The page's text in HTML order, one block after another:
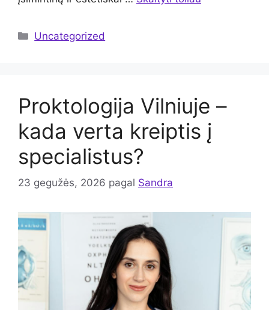
Kategorijos
Uncategorized
Proktologija Vilniuje –
kada verta kreiptis į
specialistus?
23 gegužės, 2026 pagal Sandra